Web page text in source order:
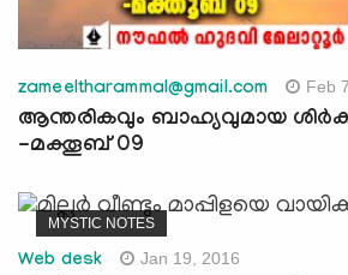
zameeltharammal@gmail.com Feb
ആന്തരികവും ബാഹ്യവുമായ
-മക്തൂബ് 09
MYSTIC NOTES
Web desk Jan 19, 2016